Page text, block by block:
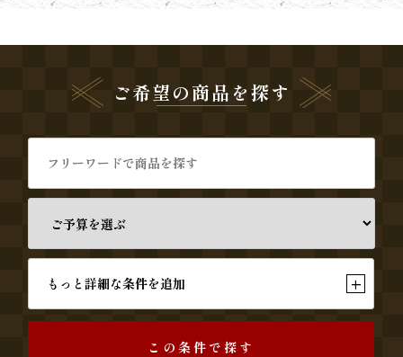
リ
す
よ
し
《う
ご希望の商品を探す
もっと詳細な条件を追加 +
この条件で探す